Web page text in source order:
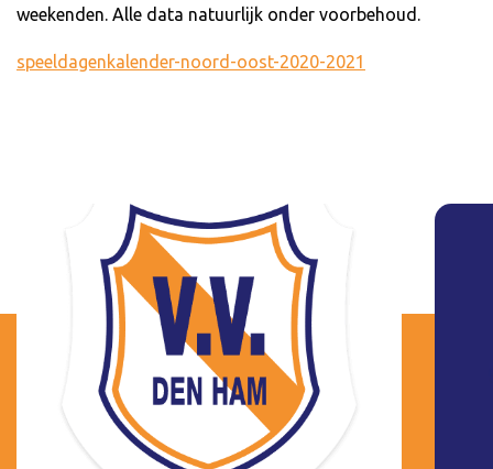
weekenden. Alle data natuurlijk onder voorbehoud.
speeldagenkalender-noord-oost-2020-2021